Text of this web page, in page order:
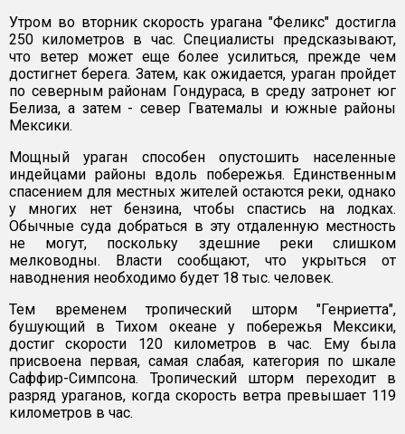
Утром во вторник скорость урагана "Феликс" достигла
250 километров в час. Специалисты предсказывают,
что ветер может еще более усилиться, прежде чем
достигнет берега. Затем, как ожидается, ураган пройдет
по северным районам Гондураса, в среду затронет юг
Белиза, а затем - север Гватемалы и южные районы
Мексики.
Мощный ураган способен опустошить населенные
индейцами районы вдоль побережья. Единственным
спасением для местных жителей остаются реки, однако
у многих нет бензина, чтобы спастись на лодках.
Обычные суда добраться в эту отдаленную местность
не могут, поскольку здешние реки слишком
мелководны. Власти сообщают, что укрыться от
наводнения необходимо будет 18 тыс. человек.
Тем временем тропический шторм "Генриетта",
бушующий в Тихом океане у побережья Мексики,
достиг скорости 120 километров в час. Ему была
присвоена первая, самая слабая, категория по шкале
Саффир-Симпсона. Тропический шторм переходит в
разряд ураганов, когда скорость ветра превышает 119
километров в час.